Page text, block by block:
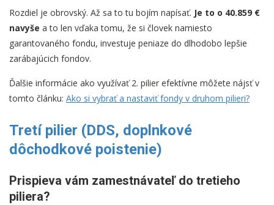
Rozdiel je obrovský. Až sa to tu bojím napísať. Je to o 40.859 €
navyše a to len vďaka tomu, že si človek namiesto
garantovaného fondu, investuje peniaze do dlhodobo lepšie
zarábajúcich fondov.
Ďalšie informácie ako využívať 2. pilier efektívne môžete nájsť v
tomto článku: Ako si vybrať a nastaviť fondy v druhom pilieri?
Tretí pilier (DDS, doplnkové
dôchodkové poistenie)
Prispieva vám zamestnávateľ do tretieho
piliera?